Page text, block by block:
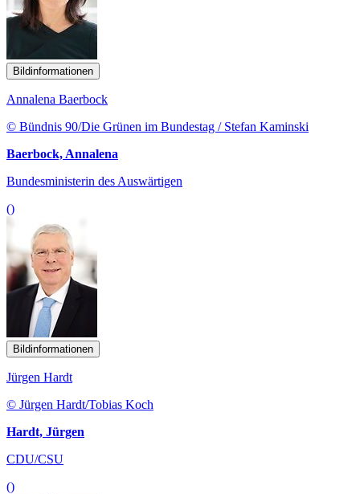
Bildinformationen
Annalena Baerbock
© Bündnis 90/Die Grünen im Bundestag / Stefan Kaminski
Baerbock, Annalena
Bundesministerin des Auswärtigen
()
Bildinformationen
Jürgen Hardt
© Jürgen Hardt/Tobias Koch
Hardt, Jürgen
CDU/CSU
()